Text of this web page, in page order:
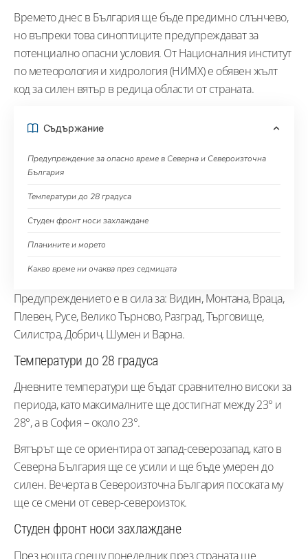
Времето днес в България ще бъде предимно слънчево,
но въпреки това синоптиците предупреждават за
потенциално опасни условия. От Националния институт
по метеорология и хидрология (НИМХ) е обявен жълт
код за силен вятър в редица области от страната.
Съдържание
Предупреждение за опасно време в Северна и Североизточна
България
Температури до 28 градуса
Студен фронт носи захлаждане
Планините и морето
Какво време ни очаква през седмицата
Предупреждението е в сила за: Видин, Монтана, Враца,
Плевен, Русе, Велико Търново, Разград, Търговище,
Силистра, Добрич, Шумен и Варна.
Температури до 28 градуса
Дневните температури ще бъдат сравнително високи за
периода, като максималните ще достигнат между 23° и
28°, а в София – около 23°.
Вятърът ще се ориентира от запад-северозапад, като в
Северна България ще се усили и ще бъде умерен до
силен. Вечерта в Североизточна България посоката му
ще се смени от север-североизток.
Студен фронт носи захлаждане
През нощта срещу понеделник през страната ще